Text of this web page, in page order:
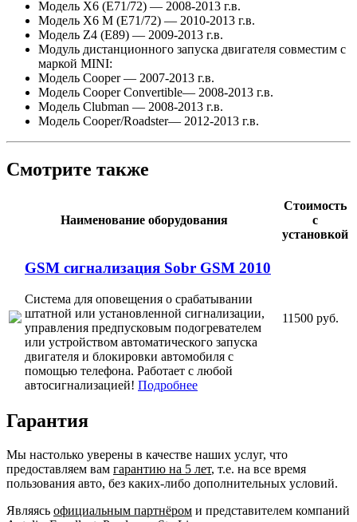
Модель X6 (E71/72) — 2008-2013 г.в.
Модель X6 M (E71/72) — 2010-2013 г.в.
Модель Z4 (E89) — 2009-2013 г.в.
Модуль дистанционного запуска двигателя совместим с
маркой MINI:
Модель Cooper — 2007-2013 г.в.
Модель Cooper Convertible— 2008-2013 г.в.
Модель Clubman — 2008-2013 г.в.
Модель Cooper/Roadster— 2012-2013 г.в.
Смотрите также
Наименование оборудования
Стоимость
с
установкой
GSM сигнализация Sobr GSM 2010
Система для оповещения о срабатывании
штатной или установленной сигнализации,
управления предпусковым подогревателем
или устройством автоматического запуска
двигателя и блокировки автомобиля с
помощью телефона. Работает с любой
автосигнализацией! Подробнее
11500 руб.
Гарантия
Мы настолько уверены в качестве наших услуг, что
предоставляем вам гарантию на 5 лет, т.е. на все время
пользования авто, без каких-либо дополнительных условий.
Являясь официальным партнёром и представителем компаний